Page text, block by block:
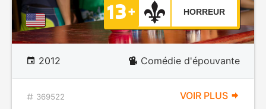
HORREUR
2012 Comédie d'épouvante
369522 VOIR PLUS